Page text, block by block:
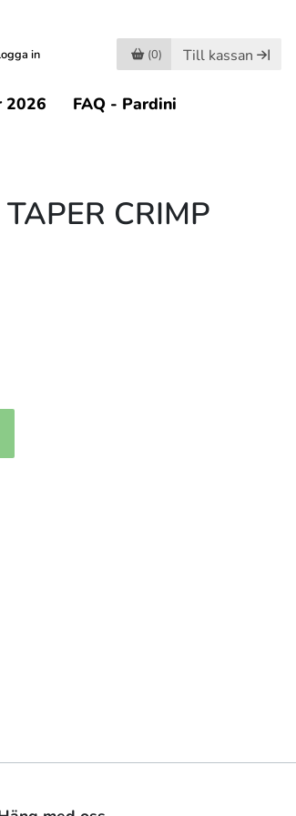
in (0) Till kassan
2026 FAQ - Pardini
CRIMP